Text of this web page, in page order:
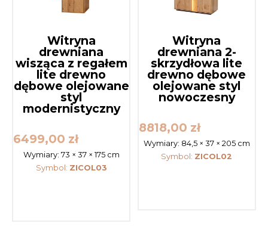
Witryna
drewniana
wisząca z regałem
lite drewno
dębowe olejowane
styl
modernistyczny
6499,00 zł
Wymiary: 73 × 37 × 175 cm
Symbol: ZICOL03
Witryna
drewniana 2-
skrzydłowa lite
drewno dębowe
olejowane styl
nowoczesny
8818,00 zł
Wymiary: 84,5 × 37 × 205 cm
Symbol: ZICOL02